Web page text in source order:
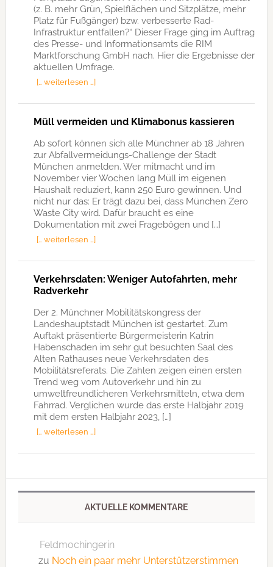
(z. B. mehr Grün, Spielflächen und Sitzplätze, mehr
Platz für Fußgänger) bzw. verbesserte Rad-
Infrastruktur entfallen?“ Dieser Frage ging im Auftrag
des Presse- und Informationsamts die RIM
Marktforschung GmbH nach. Hier die Ergebnisse der
aktuellen Umfrage.
[… weiterlesen …]
Müll vermeiden und Klimabonus kassieren
Ab sofort können sich alle Münchner ab 18 Jahren
zur Abfallvermeidungs-Challenge der Stadt
München anmelden. Wer mitmacht und im
November vier Wochen lang Müll im eigenen
Haushalt reduziert, kann 250 Euro gewinnen. Und
nicht nur das: Er trägt dazu bei, dass München Zero
Waste City wird. Dafür braucht es eine
Dokumentation mit zwei Fragebögen und […]
[… weiterlesen …]
Verkehrsdaten: Weniger Autofahrten, mehr
Radverkehr
Der 2. Münchner Mobilitätskongress der
Landeshauptstadt München ist gestartet. Zum
Auftakt präsentierte Bürgermeisterin Katrin
Habenschaden im sehr gut besuchten Saal des
Alten Rathauses neue Verkehrsdaten des
Mobilitätsreferats. Die Zahlen zeigen einen ersten
Trend weg vom Autoverkehr und hin zu
umweltfreundlicheren Verkehrsmitteln, etwa dem
Fahrrad. Verglichen wurde das erste Halbjahr 2019
mit dem ersten Halbjahr 2023, […]
[… weiterlesen …]
AKTUELLE KOMMENTARE
Feldmochingerin
zu Noch ein paar mehr Unterstützerstimmen